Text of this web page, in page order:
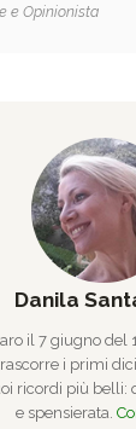
e Opinionista
Danila
il 7 giugno del
i primi
ricordi più belli:
e spensierata.